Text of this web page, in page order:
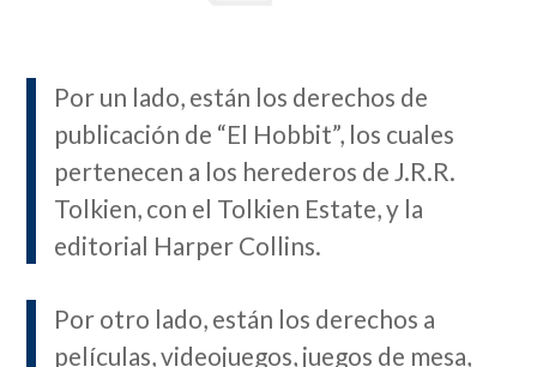
Por un lado, están los derechos de
publicación de “El Hobbit”, los cuales
pertenecen a los herederos de J.R.R.
Tolkien, con el Tolkien Estate, y la
editorial Harper Collins.
Por otro lado, están los derechos a
películas, videojuegos, juegos de mesa,